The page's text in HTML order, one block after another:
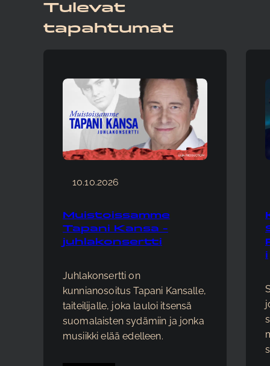
Tulevat
tapahtumat
10.10.2026
Muistoissamme
Tapani Kansa -
juhlakonsertti
Juhlakonsertti on
kunnianosoitus Tapani Kansalle,
taiteilijalle, joka lauloi itsensä
suomalaisten sydämiin ja jonka
musiikki elää edelleen.
i